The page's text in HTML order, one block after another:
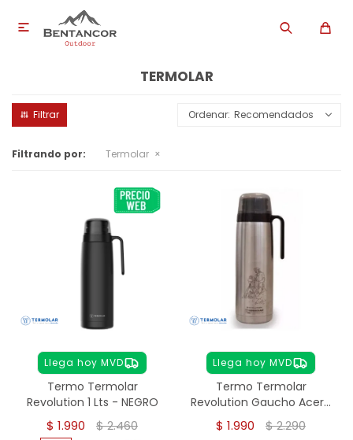

TERMOLAR
Recomendados
Filtrando por: Termolar
Llega hoy MVD
Termo Termolar
Revolution 1 Lts - NEGRO
$ 1.990 $2.460
Llega hoy MVD
Termo Termolar
Revolution Gaucho Acero
Inoxidable 1 lts
$ 1.990 $2.290